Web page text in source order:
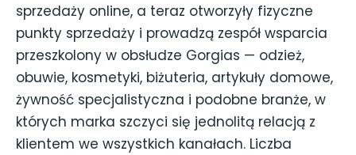
sprzedaży online, a teraz otworzyły fizyczne
punkty sprzedaży i prowadzą zespół wsparcia
przeszkolony w obsłudze Gorgias — odzież,
obuwie, kosmetyki, biżuteria, artykuły domowe,
żywność specjalistyczna i podobne branże, w
których marka szczyci się jednolitą relacją z
klientem we wszystkich kanałach. Liczba